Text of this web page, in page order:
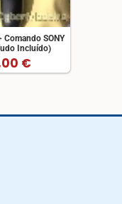
Comando SONY
Incluído)
€